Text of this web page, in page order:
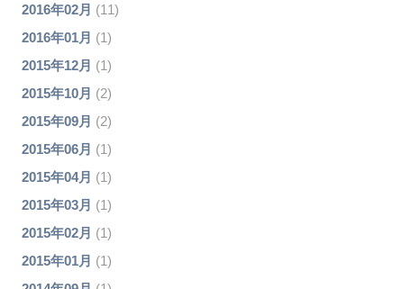
2016年02月 (11)
2016年01月 (1)
2015年12月 (1)
2015年10月 (2)
2015年09月 (2)
2015年06月 (1)
2015年04月 (1)
2015年03月 (1)
2015年02月 (1)
2015年01月 (1)